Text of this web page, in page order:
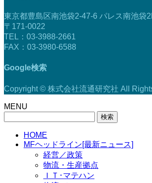
東京都豊島区南池袋2-47-6 パレス南池袋
〒171-0022
TEL：03-3988-2661
FAX：03-3980-6588
Google検索
Copyright © 株式会社流通研究社 All
MENU
HOME
MFヘッドライン[最新ニュース]
経営／政策
物流・生産拠点
ＩＴ･マテハン